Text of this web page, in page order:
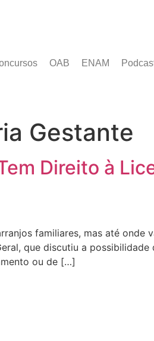
OAB ENAM
Gestante
Direito à
familiares, mas até onde
que discutiu a
ou de […]